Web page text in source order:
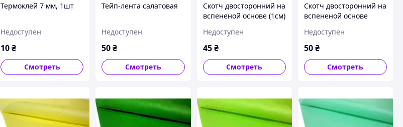
Термоклей 7 мм, 1шт
Недоступен
10₴
Смотреть
Тейп-лента салатовая
Недоступен
50₴
Смотреть
Скотч двосторонний на
вспененой основе (1см)
Недоступен
45 ₴
Смотреть
Скотч двосторонний на
вспененой основе
Недоступен
50₴
Смотреть